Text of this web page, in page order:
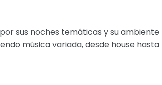
sus noches temáticas y su ambiente
música variada, desde house hasta